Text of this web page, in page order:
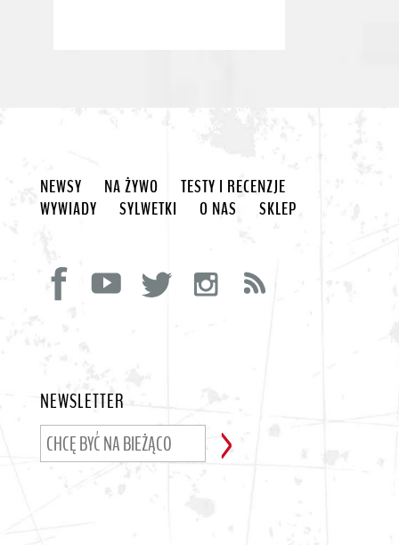
NEWSY NA ŻYWO
TESTY I RECENZJE
WYWIADY
SYLWETKI O NAS SKLEP
NEWSLETTER